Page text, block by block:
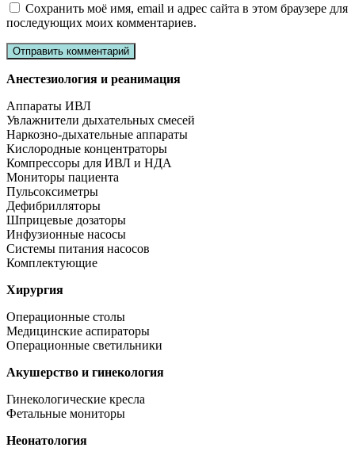
Сохранить моё имя, email и адрес сайта в этом браузере для
последующих моих комментариев.
Анестезиология и реанимация
Аппараты ИВЛ
Увлажнители дыхательных смесей
Наркозно-дыхательные аппараты
Кислородные концентраторы
Компрессоры для ИВЛ и НДА
Мониторы пациента
Пульсоксиметры
Дефибрилляторы
Шприцевые дозаторы
Инфузионные насосы
Системы питания насосов
Комплектующие
Хирургия
Операционные столы
Медицинские аспираторы
Операционные светильники
Акушерство и гинекология
Гинекологические кресла
Фетальные мониторы
Неонатология